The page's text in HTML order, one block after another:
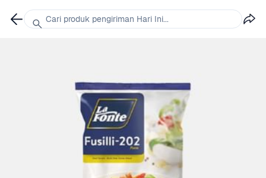
Cari produk pengiriman Hari Ini...